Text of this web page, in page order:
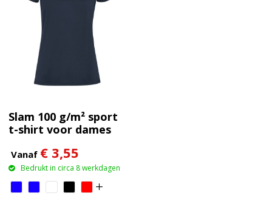
Slam 100 g/m² sport
t-shirt voor dames
Vanaf € 3,55
Bedrukt in circa 8 werkdagen